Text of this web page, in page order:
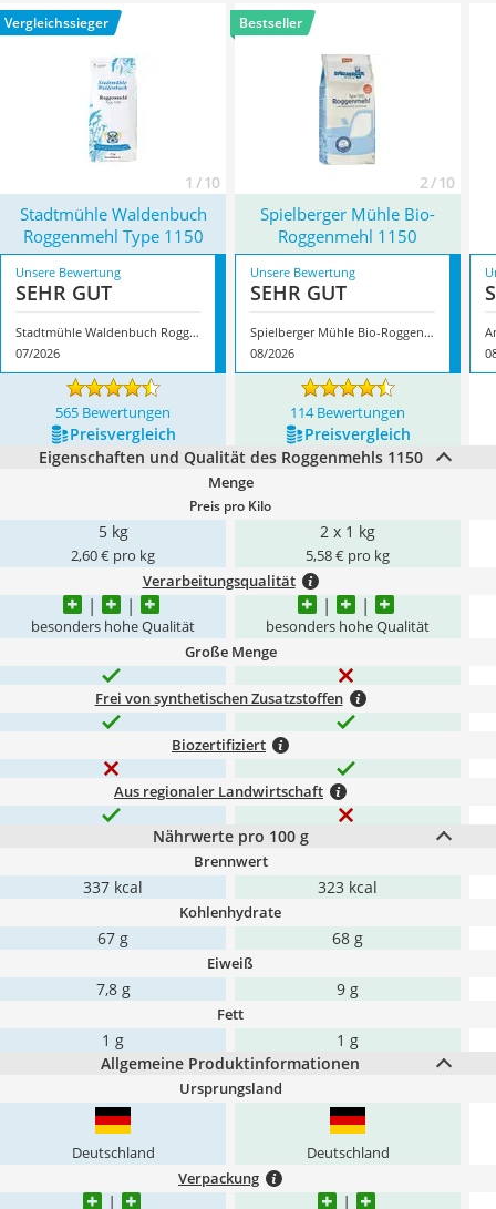
Erythrit
Müsli ohne Zuckerzusatz
und dazu nicht zwingend in ein separates, verschließbares
Behältnis umfüllen möchten. Überzeugt hat uns hier im
August 2026 besonders das Modell
Stadtmühle Waldenbuch
Roggenmehl Type 1150
mit seinen Eigenschaften.
Vergleichssieger
1 / 10
Bestseller
2 / 10
Stadtmühle Waldenbuch
Roggenmehl Type 1150
Spielberger Mühle Bio-
Roggenmehl 1150
Unsere Bewertung
SEHR GUT
Stadtmühle Waldenbuch Roggenmehl Type 1150
07/2026
Unsere Bewertung
SEHR GUT
Spielberger Mühle Bio-Roggenmehl 1150
08/2026
565 Bewertungen 114 Bewertungen
Preis­vergleich
Preis­vergleich
Eigenschaften und Qualität des Roggenmehls 1150
Menge
Preis pro Kilo
5 kg
2,60 € pro kg
2 x 1 kg
5,58 € pro kg
Verarbeitungsqualität
besonders hohe Qualität besonders hohe Qualität
Große Menge
Frei von synthetischen Zusatzstoffen
Biozertifiziert
Aus regionaler Landwirtschaft
Nährwerte pro 100 g
Brennwert
‎337 kcal 323 kcal
Kohlenhydrate
67 g 68 g
Eiweiß
7,8 g 9 g
Fett
1 g
1 g
Allgemeine Produktinformationen
Ursprungsland
Deutschland Deutschland
Verpackung